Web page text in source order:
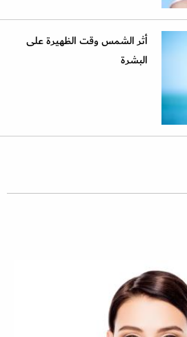
أثر الشمس وقت الظهيرة على
البشرة